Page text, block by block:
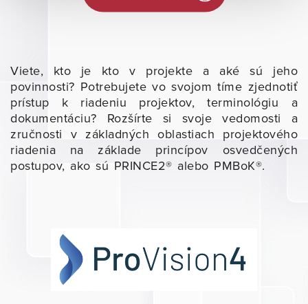
Viete, kto je kto v projekte a aké sú jeho
povinnosti? Potrebujete vo svojom tíme zjednotiť
prístup k riadeniu projektov, terminológiu a
dokumentáciu? Rozšírte si svoje vedomosti a
zručnosti v základných oblastiach projektového
riadenia na základe princípov osvedčených
postupov, ako sú PRINCE2® alebo PMBoK®.